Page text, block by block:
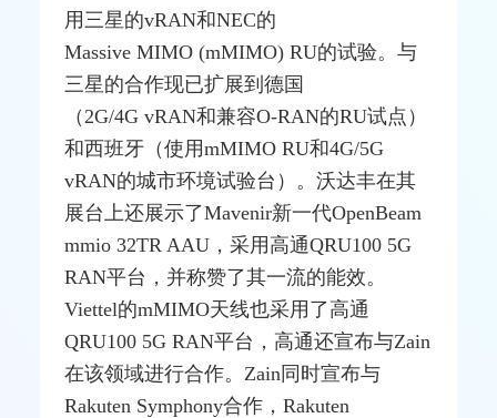
用三星的vRAN和NEC的
MassiveMIMO (mMIMO) RU的试验。与
三星的合作现已扩展到德国
（2G/4G vRAN和兼容O-RAN的RU试点）
和西班牙（使用mMIMO RU和4G/5G
vRAN的城市环境试验台）。沃达丰在其
展台上还展示了Mavenir新一代OpenBeam
mmio 32TR AAU，采用高通QRU100 5G
RAN平台，并称赞了其一流的能效。
Viettel的mMIMO天线也采用了高通
QRU100 5G RAN平台，高通还宣布与Zain
在该领域进行合作。Zain同时宣布与
Rakuten Symphony合作，Rakuten